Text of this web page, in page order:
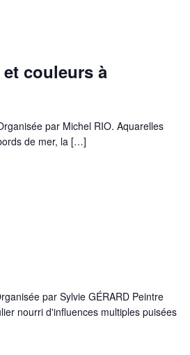
couleurs à
par Michel RIO. Aquarelles
de mer, la […]
par Sylvie GÉRARD Peintre
nourri d'influences multiples puisées